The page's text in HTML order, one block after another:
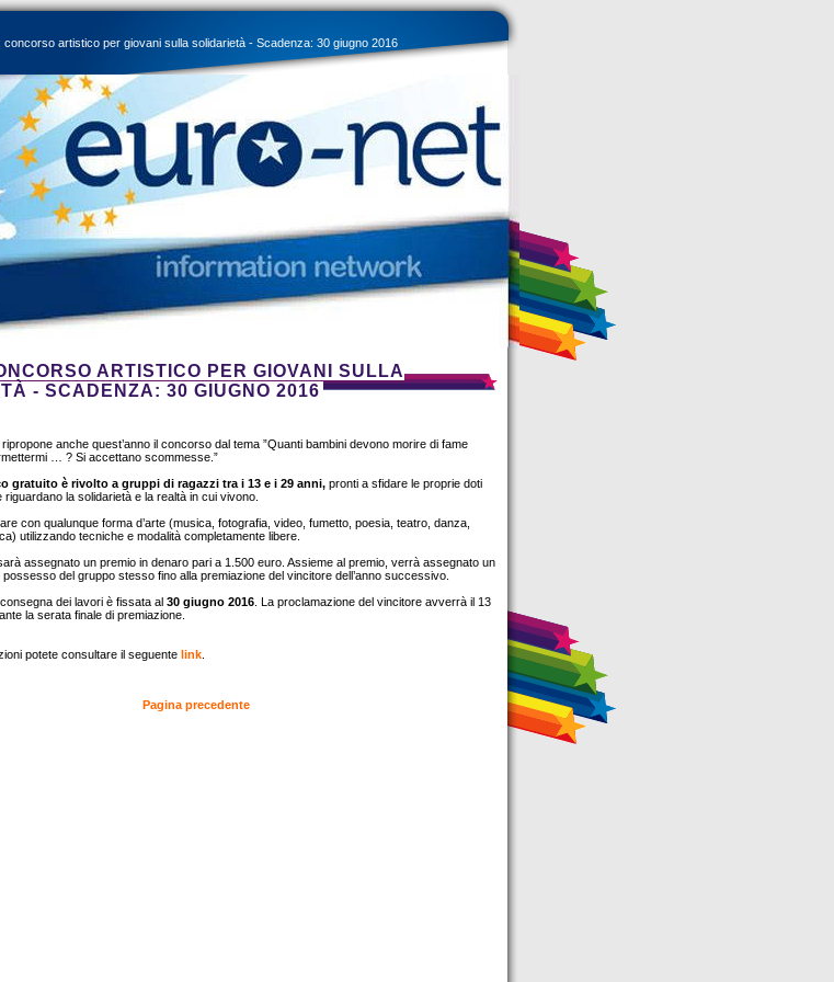
concorso artistico per giovani sulla solidarietà - Scadenza: 30 giugno 2016
ARTISTICO PER GIOVANI SULLA
- SCADENZA: 30 GIUGNO 2016
anche quest’anno il concorso dal tema ”Quanti bambini devono morire di fame
… ? Si accettano scommesse.”
gratuito è rivolto a gruppi di ragazzi tra i 13 e i 29 anni, pronti a sfidare le proprie doti
la solidarietà e la realtà in cui vivono.
con qualunque forma d’arte (musica, fotografia, video, fumetto, poesia, teatro, danza,
utilizzando tecniche e modalità completamente libere.
assegnato un premio in denaro pari a 1.500 euro. Assieme al premio, verrà assegnato un
del gruppo stesso fino alla premiazione del vincitore dell’anno successivo.
dei lavori è fissata al 30 giugno 2016 . La proclamazione del vincitore avverrà il 13
la serata finale di premiazione.
potete consultare il seguente link
Pagina precedente